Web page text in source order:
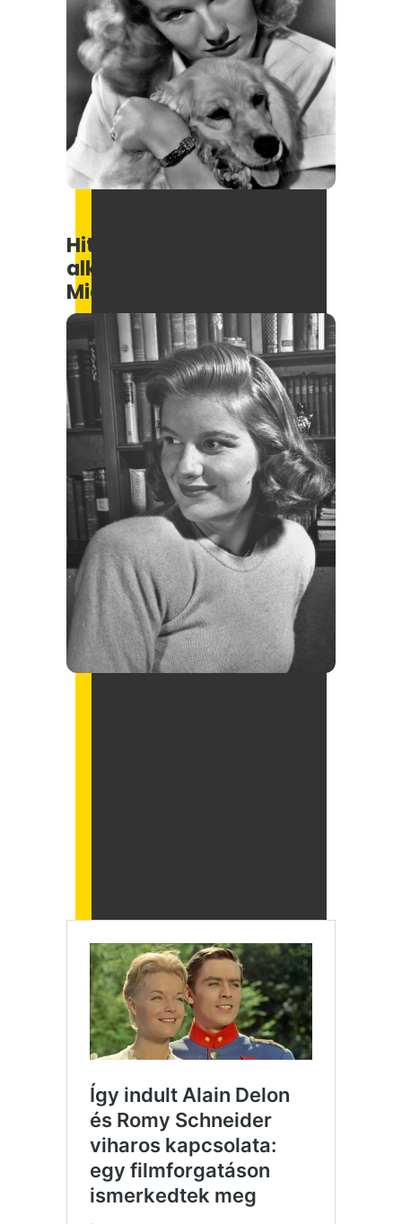
Hitchcock Szédülés című
alkotásában ő játszotta
Midge Wood karakterét: